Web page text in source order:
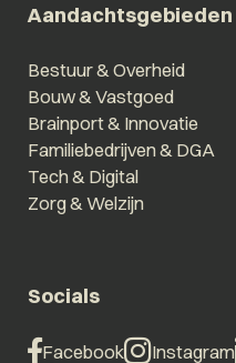
Aandachtsgebieden
Bestuur & Overheid
Bouw & Vastgoed
Brainport & Innovatie
Familiebedrijven & DGA
Tech & Digital
Zorg & Welzijn
Socials
Facebook Instagram